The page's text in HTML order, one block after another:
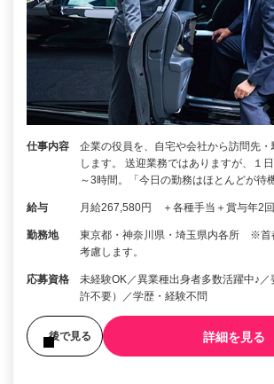
仕事内容
企業の役員を、自宅や会社から訪問先
します。 送迎業務ではありますが、１
～3時間。「今日の勤務はほとんどが待
給与 月給267,580円 ＋各種手当＋賞与年2回
勤務地
東京都・神奈川県・埼玉県内各所 ※首
考慮します。
応募資格
未経験OK／異業種出身者多数活躍中♪
許不要）／学歴・経験不問
後で見る 詳細を見る